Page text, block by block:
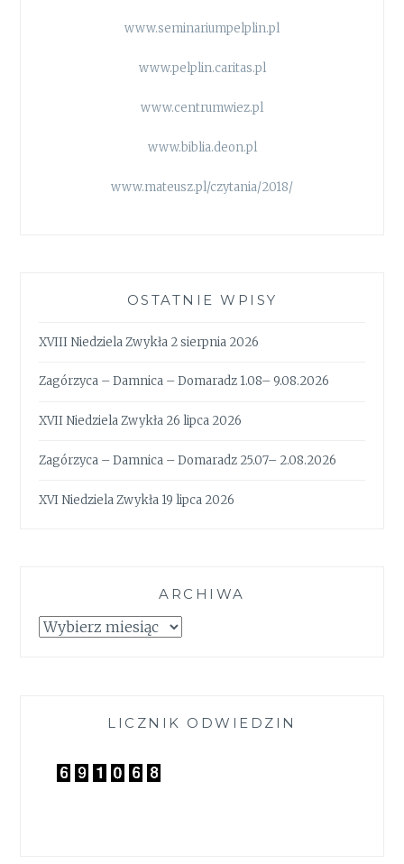
www.seminariumpelplin.pl
www.pelplin.caritas.pl
www.centrumwiez.pl
www.biblia.deon.pl
www.mateusz.pl/czytania/2018/
OSTATNIE WPISY
XVIII Niedziela Zwykła 2 sierpnia 2026
Zagórzyca – Damnica – Domaradz 1.08– 9.08.2026
XVII Niedziela Zwykła 26 lipca 2026
Zagórzyca – Damnica – Domaradz 25.07– 2.08.2026
XVI Niedziela Zwykła 19 lipca 2026
ARCHIWA
Archiwa
LICZNIK ODWIEDZIN